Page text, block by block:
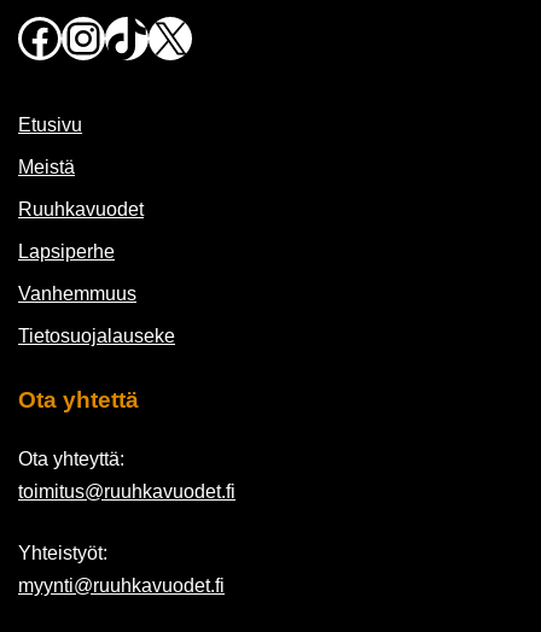
Facebook
Instagram
TikTok
X
Etusivu
Meistä
Ruuhkavuodet
Lapsiperhe
Vanhemmuus
Tietosuojalauseke
Ota yhtettä
Ota yhteyttä:
toimitus@ruuhkavuodet.fi
Yhteistyöt:
myynti@ruuhkavuodet.fi